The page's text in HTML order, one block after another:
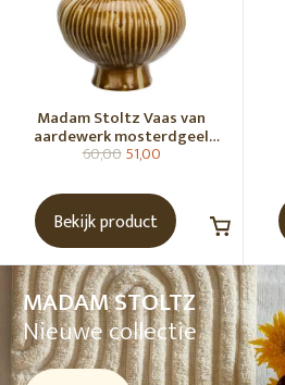
Madam Stoltz Vaas van
aardewerk mosterdgeel
naturel
60,0051,00
Bekijk product
MADAM STOLTZ
Nieuwe collectie